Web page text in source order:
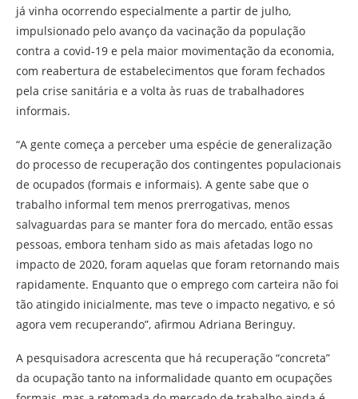
já vinha ocorrendo especialmente a partir de julho,
impulsionado pelo avanço da vacinação da população
contra a covid-19 e pela maior movimentação da economia,
com reabertura de estabelecimentos que foram fechados
pela crise sanitária e a volta às ruas de trabalhadores
informais.
“A gente começa a perceber uma espécie de generalização
do processo de recuperação dos contingentes populacionais
de ocupados (formais e informais). A gente sabe que o
trabalho informal tem menos prerrogativas, menos
salvaguardas para se manter fora do mercado, então essas
pessoas, embora tenham sido as mais afetadas logo no
impacto de 2020, foram aquelas que foram retornando mais
rapidamente. Enquanto que o emprego com carteira não foi
tão atingido inicialmente, mas teve o impacto negativo, e só
agora vem recuperando”, afirmou Adriana Beringuy.
A pesquisadora acrescenta que há recuperação “concreta”
da ocupação tanto na informalidade quanto em ocupações